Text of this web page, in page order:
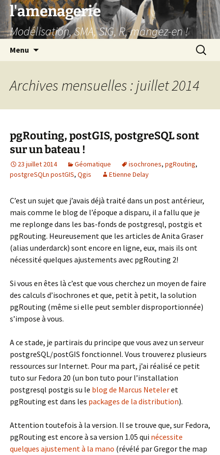
Aller
contenu
l'amenagerie
Modélisation, SMA, SIG, R, mangez-en !
Menu
Archives mensuelles : juillet 2014
pgRouting, postGIS, postgreSQL sont
sur un bateau !
23 juillet 2014 Géomatique isochrones, pgRouting,
postgreSQLn postGIS, Qgis Etienne Delay
C’est un sujet que j’avais déjà traité dans un post antérieur,
mais comme le blog de l’époque a disparu, il a fallu que je
me replonge dans les bas-fonds de postgresql, postgis et
pgRouting. Heureusement que les articles de Anita Graser
(alias underdarck) sont encore en ligne, eux, mais ils ont
nécessité quelques ajustements avec pgRouting 2!
Si vous en êtes là c’est que vous cherchez un moyen de faire
des calculs d’isochrones et que, petit à petit, la solution
pgRouting (même si elle peut sembler disproportionnée)
s’impose à vous.
A ce stade, je partirais du principe que vous avez un serveur
postgreSQL/postGIS fonctionnel. Vous trouverez plusieurs
ressources sur Internet. Pour ma part, j’ai réalisé ce petit
tuto sur Fedora 20 (un bon tuto pour l’installation
postgresql postgis su le blog de Marcus Neteleret
pgRouting est dans les packages de la distribution).
Attention toutefois à la version. Il se trouve que, sur Fedora,
pgRouting est encore à sa version 1.05 qui nécessite
quelques ajustement à la mano (révélé par Gregor the map